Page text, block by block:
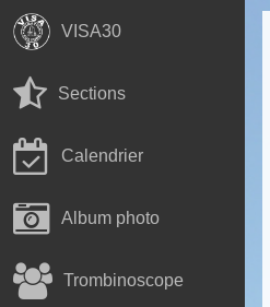
VISA30
Sections
Calendrier
Album photo
Trombinoscope